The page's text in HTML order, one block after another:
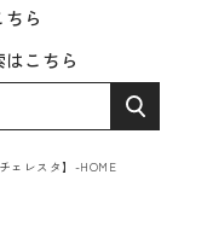
ら
こちら
ェレスタ】-HOME